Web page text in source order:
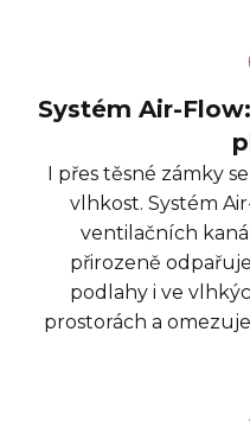
Systém Air-
I přes těsné zámky
vlhkost. Systém
ventilačních
přirozeně
podlahy i ve
prostorách a